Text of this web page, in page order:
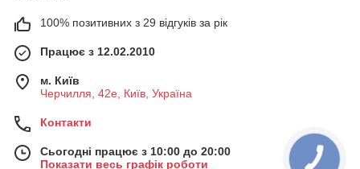
100% позитивних з 29 відгуків за рік
Працює з 12.02.2010
м. Київ
Черчилля, 42е, Київ, Україна
Контакти
Сьогодні працює з 10:00 до 20:00
Показати весь графік роботи